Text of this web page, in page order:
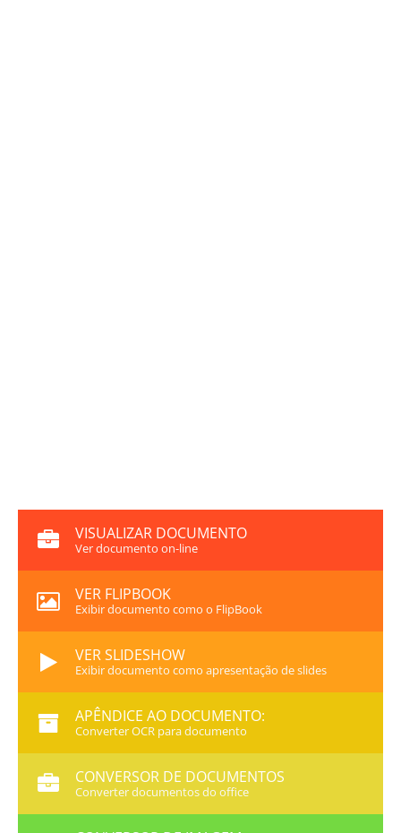
VISUALIZAR DOCUMENTO
Ver documento on-line
VER FLIPBOOK
Exibir documento como o FlipBook
VER SLIDESHOW
Exibir documento como apresentação de slides
APÊNDICE AO DOCUMENTO:
Converter OCR para documento
CONVERSOR DE DOCUMENTOS
Converter documentos do office